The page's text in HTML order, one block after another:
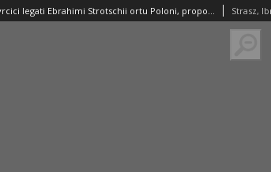
Tvrcici legati Ebrahimi Strotschii ortu Poloni, propositio, Schlauonica lingua coram Cesarea Maiestate [t.j. Ferdynanda I], Rom[ano] Rege [t.j. Maksymiliana II] et caeteris sacri Romani imperij electorib[us] principibus atq[ue] statibus, Anno 1562 [rom.] , ad 27. Nouemb[ris] diem Francofurdiae habita Strasz,